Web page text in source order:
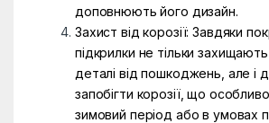
доповнюють його дизайн.
Захист від корозії: Завдяки
підкрилки не тільки захищають
деталі від пошкоджень, але і
запобігти корозії, що
зимовий період або в умовах